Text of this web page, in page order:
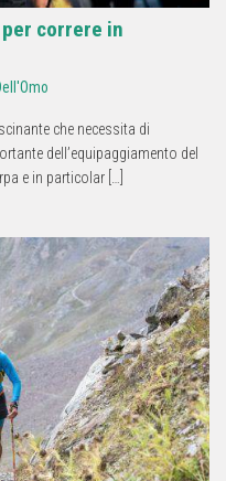
correre in
che necessita di
dell’equipaggiamento del
e in particolar […]